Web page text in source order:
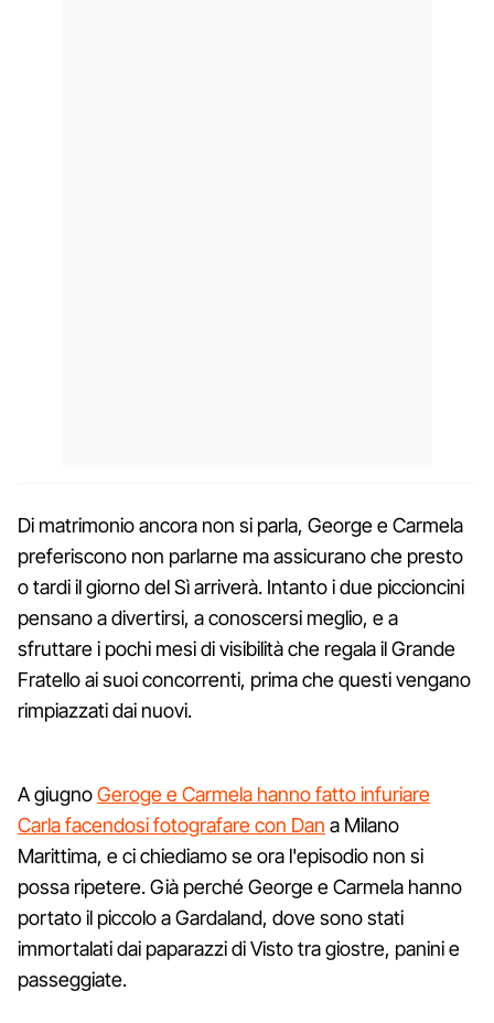
Di matrimonio ancora non si parla, George e Carmela
preferiscono non parlarne ma assicurano che presto
o tardi il giorno del Sì arriverà. Intanto i due piccioncini
pensano a divertirsi, a conoscersi meglio, e a
sfruttare i pochi mesi di visibilità che regala il Grande
Fratello ai suoi concorrenti, prima che questi vengano
rimpiazzati dai nuovi.
A giugnoGeroge e Carmela hanno fatto infuriare
Carla facendosi fotografare con Dan a Milano
Marittima, e ci chiediamo se ora l'episodio non si
possa ripetere. Già perché George e Carmela hanno
portato il piccolo a Gardaland, dove sono stati
immortalati dai paparazzi di Visto tra giostre, panini e
passeggiate.